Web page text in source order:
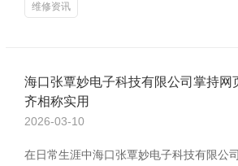
维修资讯
海口张覃妙电子科技有限公司掌持网
齐相称实用
2026-03-10
在日常生涯中海口张覃妙电子科技有限公